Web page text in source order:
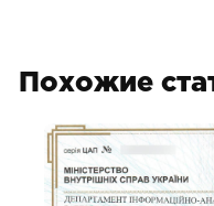
Похожие